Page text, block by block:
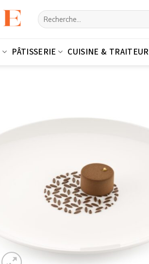
Recherche
pour :
PÂTISSERIE CUISINE & TRAITEUR